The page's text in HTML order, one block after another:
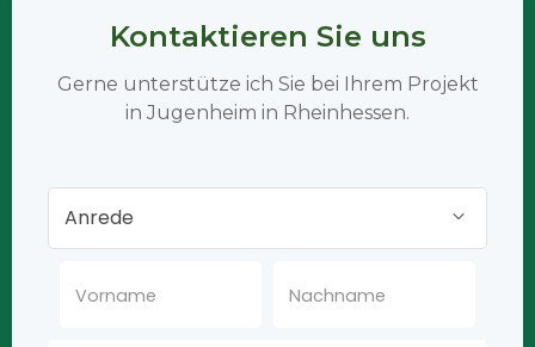
Kontaktieren Sie uns
Gerne unterstütze ich Sie bei Ihrem Projekt
in Jugenheim in Rheinhessen.